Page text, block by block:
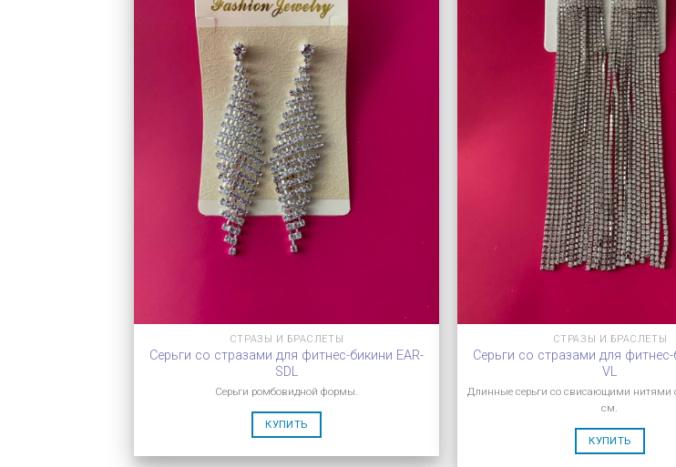
СТРАЗЫ И БРАСЛЕТЫ
Серьги со стразами для фитнес-бикини EAR-
SDL
Cерьги ромбовидной формы.
КУПИТЬ
СТРАЗЫ И БРАСЛЕТЫ
Серьги со стразами для фитнес-
VL
Длинные серьги со свисающими нитями
см.
КУПИТЬ